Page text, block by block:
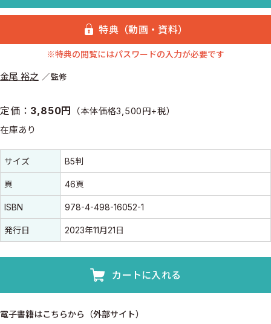
金尾 裕之 監修
定価： 3,850円 （本体価格3,500円+税）
在庫あり
書誌情報
書誌情報
サイズ B5判
頁 46頁
ISBN 978-4-498-16052-1
発行日 2023年11月21日
カートに入れる
電子書籍はこちらから（外部サイト）
特典（動画・資料）
※特典の閲覧にはパスワードの入力が必要です